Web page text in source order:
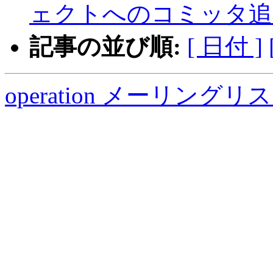
ェクトへのコミッタ
記事の並び順: [ 日付 ]
operation メーリングリ